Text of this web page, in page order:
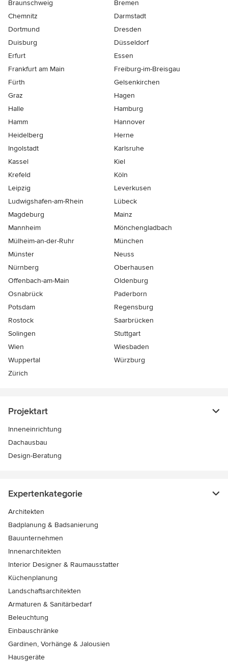
Braunschweig
Bremen
Chemnitz
Darmstadt
Dortmund
Dresden
Duisburg
Düsseldorf
Erfurt
Essen
Frankfurt am Main
Freiburg-im-Breisgau
Fürth
Gelsenkirchen
Graz
Hagen
Halle
Hamburg
Hamm
Hannover
Heidelberg
Herne
Ingolstadt
Karlsruhe
Kassel
Kiel
Krefeld
Köln
Leipzig
Leverkusen
Ludwigshafen-am-Rhein
Lübeck
Magdeburg
Mainz
Mannheim
Mönchen­gladbach
Mülheim-an-der-Ruhr
München
Münster
Neuss
Nürnberg
Oberhausen
Offenbach-am-Main
Oldenburg
Osnabrück
Paderborn
Potsdam
Regensburg
Rostock
Saarbrücken
Solingen
Stuttgart
Wien
Wiesbaden
Wuppertal
Würzburg
Zürich
Projektart
Inneneinrichtung
Dachausbau
Design-Beratung
Expertenkategorie
Architekten
Badplanung & Badsanierung
Bauunternehmen
Innenarchitekten
Interior Designer & Raumausstatter
Küchenplanung
Landschaftsarchitekten
Armaturen & Sanitärbedarf
Beleuchtung
Einbauschränke
Gardinen, Vorhänge & Jalousien
Hausgeräte